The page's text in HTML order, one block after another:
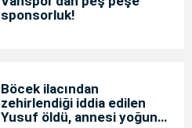
sponsorluk!
Böcek ilacından
zehirlendiği iddia edilen
Yusuf öldü, annesi yoğun